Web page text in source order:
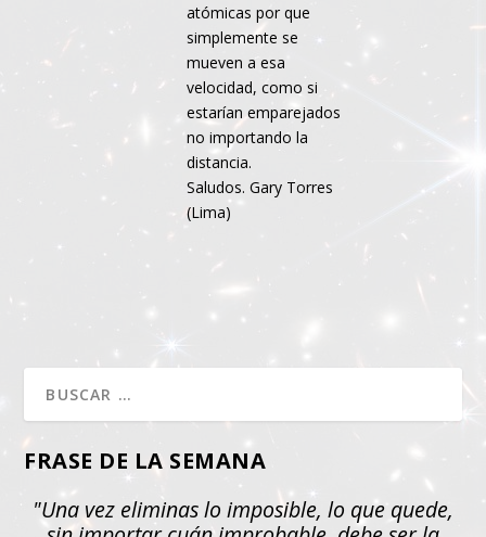
atómicas por que
simplemente se
mueven a esa
velocidad, como si
estarían emparejados
no importando la
distancia.
Saludos. Gary Torres
(Lima)
FRASE DE LA SEMANA
"Una vez eliminas lo imposible, lo que quede,